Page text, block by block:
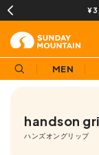
MEN
handson
ハンズオングリップ